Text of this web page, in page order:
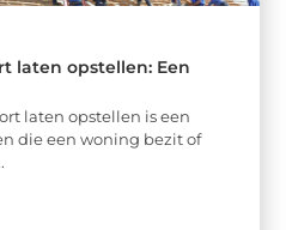
laten opstellen: Een
laten opstellen is een
die een woning bezit of